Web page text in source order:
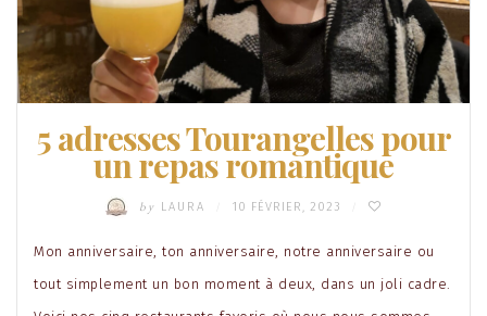
5 adresses Tourangelles pour
un repas romantique
by LAURA 10 FÉVRIER, 2023
Mon anniversaire, ton anniversaire, notre anniversaire ou
tout simplement un bon moment à deux, dans un joli cadre.